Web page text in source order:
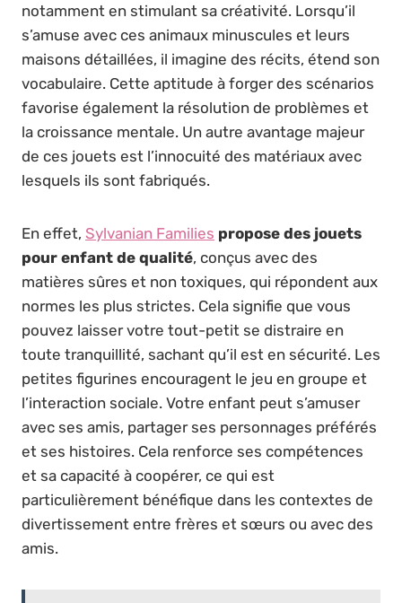
notamment en stimulant sa créativité. Lorsqu’il
s’amuse avec ces animaux minuscules et leurs
maisons détaillées, il imagine des récits, étend son
vocabulaire. Cette aptitude à forger des scénarios
favorise également la résolution de problèmes et
la croissance mentale. Un autre avantage majeur
de ces jouets est l’innocuité des matériaux avec
lesquels ils sont fabriqués.
En effet, Sylvanian Families propose des jouets
pour enfant de qualité, conçus avec des
matières sûres et non toxiques, qui répondent aux
normes les plus strictes. Cela signifie que vous
pouvez laisser votre tout-petit se distraire en
toute tranquillité, sachant qu’il est en sécurité. Les
petites figurines encouragent le jeu en groupe et
l’interaction sociale. Votre enfant peut s’amuser
avec ses amis, partager ses personnages préférés
et ses histoires. Cela renforce ses compétences
et sa capacité à coopérer, ce qui est
particulièrement bénéfique dans les contextes de
divertissement entre frères et sœurs ou avec des
amis.